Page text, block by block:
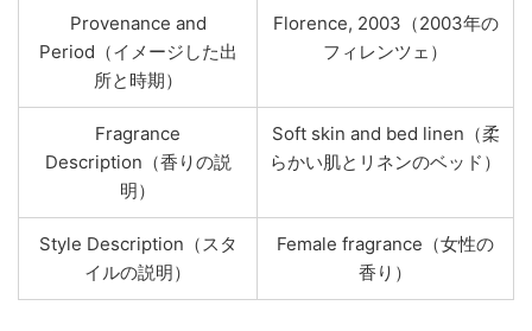
Provenance and
Period（イメージした出
所と時期）
Florence, 2003（2003年の
フィレンツェ）
Fragrance
Description（香りの説
明）
Soft skin and bed linen（柔
らかい肌とリネンのベッド）
Style Description（スタ
イルの説明）
Female fragrance（女性の
香り）